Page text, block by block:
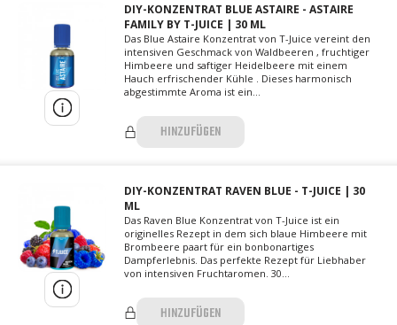
DIY-KONZENTRAT BLUE ASTAIRE - ASTAIRE
FAMILY BY T-JUICE | 30 ML
Das Blue Astaire Konzentrat von T-Juice vereint den
intensiven Geschmack von Waldbeeren , fruchtiger
Himbeere und saftiger Heidelbeere mit einem
Hauch erfrischender Kühle . Dieses harmonisch
abgestimmte Aroma ist ein...
HINZUFÜGEN
DIY-KONZENTRAT RAVEN BLUE - T-JUICE | 30
ML
Das Raven Blue Konzentrat von T-Juice ist ein
originelles Rezept in dem sich blaue Himbeere mit
Brombeere paart für ein bonbonartiges
Dampferlebnis. Das perfekte Rezept für Liebhaber
von intensiven Fruchtaromen. 30...
HINZUFÜGEN